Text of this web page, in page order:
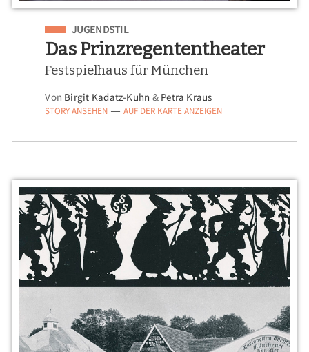
Eingeordnet unter
JUGENDSTIL
Das Prinzregententheater
Festspielhaus für München
Von Birgit Kadatz-Kuhn & Petra Kraus
STORY ANSEHEN — AUF DER KARTE ANZEIGEN